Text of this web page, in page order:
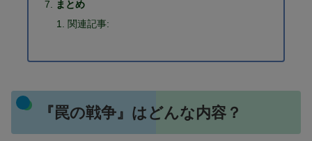
まとめ
関連記事:
『罠の戦争』はどんな内容？